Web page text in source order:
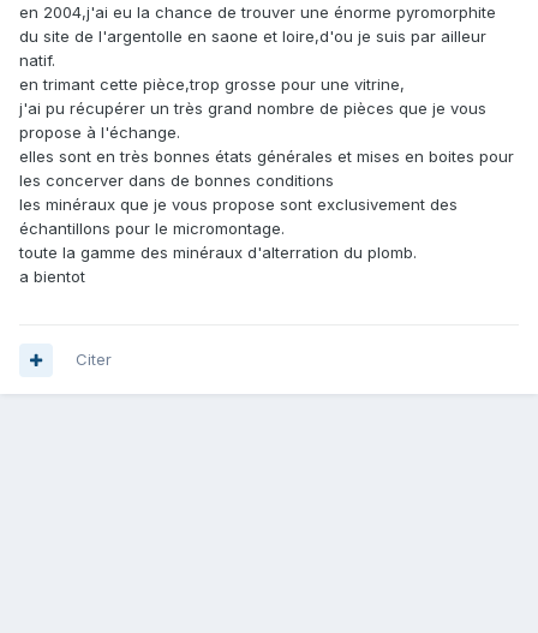
en 2004,j'ai eu la chance de trouver une énorme pyromorphite
du site de l'argentolle en saone et loire,d'ou je suis par ailleur
natif.
en trimant cette pièce,trop grosse pour une vitrine,
j'ai pu récupérer un très grand nombre de pièces que je vous
propose à l'échange.
elles sont en très bonnes états générales et mises en boites pour
les concerver dans de bonnes conditions
les minéraux que je vous propose sont exclusivement des
échantillons pour le micromontage.
toute la gamme des minéraux d'alterration du plomb.
a bientot
Citer